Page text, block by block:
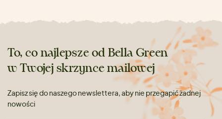
To, co najlepsze od Bella Green
w Twojej skrzynce mailowej
Zapisz się do naszego newslettera, aby nie przegapić żadnej
nowości